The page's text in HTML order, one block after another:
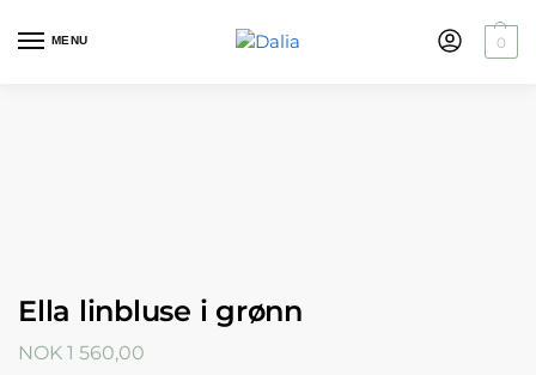
MENU 0
Ella linbluse i grønn
NOK 1 560,00